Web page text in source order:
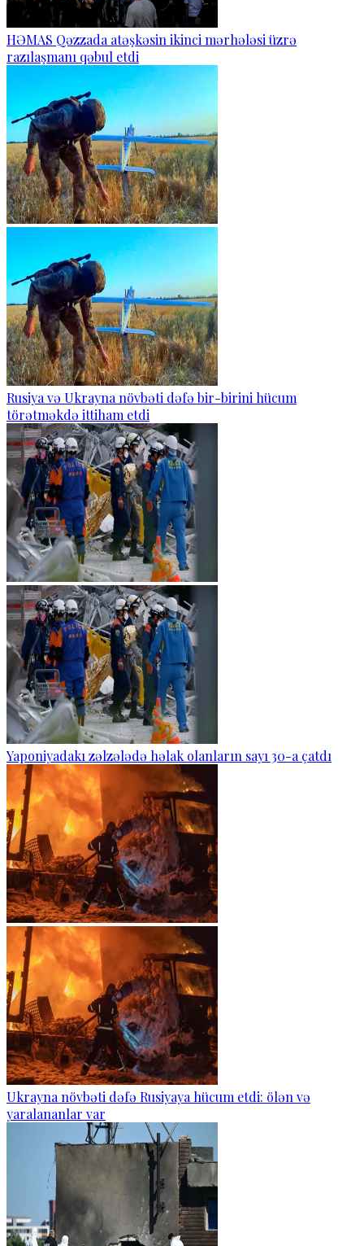
HƏMAS Qəzzada atəşkəsin ikinci mərhələsi üzrə
razılaşmanı qəbul etdi
Rusiya və Ukrayna növbəti dəfə bir-birini hücum
törətməkdə ittiham etdi
Yaponiyadakı zəlzələdə həlak olanların sayı 30-a çatdı
Ukrayna növbəti dəfə Rusiyaya hücum etdi: ölən və
yaralananlar var